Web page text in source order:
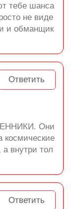
тебе шанса
не виде
и обманщик
Ответить
Они
космические
внутри тол
Ответить